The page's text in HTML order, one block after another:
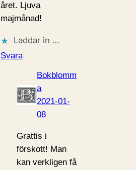
året. Ljuva
majmånad!
Laddar in …
Svara
Bokblomm
a
2021-01-
08
Grattis i
förskott! Man
kan verkligen få